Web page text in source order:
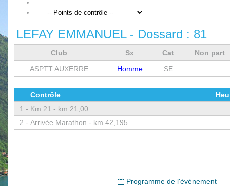
LEFAY EMMANUEL- Dossard : 81
Club Sx Cat
Non part
ASPTT AUXERRE
Homme SE
Contrôle
1 - Km 21 - km 21,00
2 - Arrivée Marathon - km 42,195
Programme de l'évènement